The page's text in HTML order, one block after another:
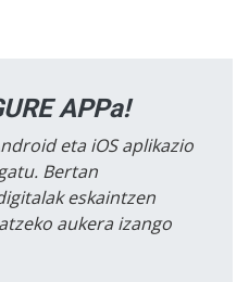
APPa!
eta iOS aplikazio
Bertan
eskaintzen
aukera izango